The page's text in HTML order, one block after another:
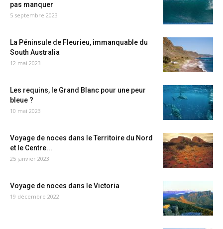
pas manquer
5 septembre 2023
La Péninsule de Fleurieu, immanquable du
South Australia
12 mai 2023
Les requins, le Grand Blanc pour une peur
bleue ?
10 mai 2023
Voyage de noces dans le Territoire du Nord
et le Centre...
25 janvier 2023
Voyage de noces dans le Victoria
19 décembre 2022